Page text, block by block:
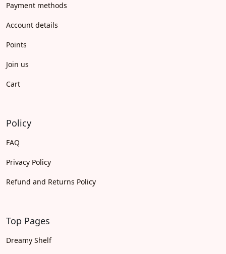
Payment methods
Account details
Points
Join us
Cart
Policy
FAQ
Privacy Policy
Refund and Returns Policy
Top Pages
Dreamy Shelf